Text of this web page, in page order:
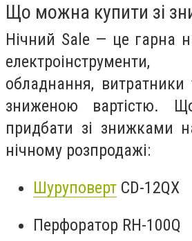
Що можна купити зі
Нічний Sale — це гарна
обладнання, витратники
зниженою вартістю.
придбати зі знижками
нічному розпродажі:
Шуруповерт CD-12QX
Перфоратор RH-100Q